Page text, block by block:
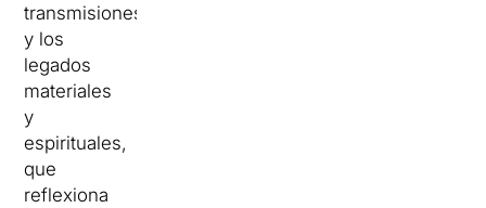
transmisiones
y los
legados
materiales
y
espirituales,
que
reflexiona